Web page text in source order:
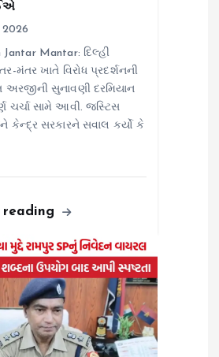
2026
Jantar Mantar: દિલ્હી
મંતર ખાતે વિરોધ પ્રદર્શનની
અરજીની સુનાવણી દરમિયાન
ચર્ચા સામે આવી. જસ્ટિસ
કેન્દ્ર સરકારને સવાલ કર્યો કે
reading